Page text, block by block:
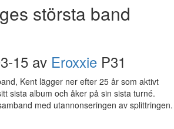
största band
15 av Eroxxie P31
Kent lägger ner efter 25 år som aktivt
sista album och åker på sin sista turné.
med utannonseringen av splittringen.